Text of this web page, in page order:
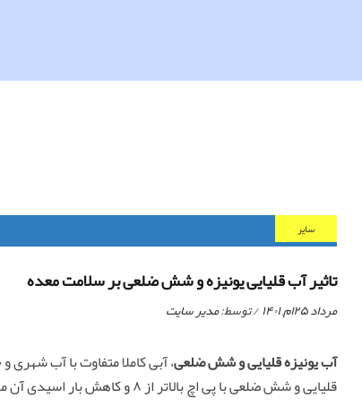
ساير
تاثیر آب قلیایی یونیزه و شش ضلعی بر سلامت معده
مرداد ۲۵ام, ۱۴۰۱ / توسط:مدیر سایت
آب یونیزه قلیایی و شش ضلعی، آبی کاملا متفاوت با آب
قلیایی و شش ضلعی با پی اچ بالاتر از ۸ و کاهش بار اسیدی آن می تواند بر بهبود بیماری ها و عارضه های گوارشی خصوصا سلامت معده تاثیرگذار باشد.